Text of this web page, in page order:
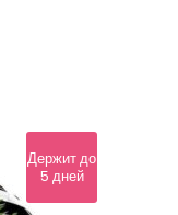
Держит до
5 дней